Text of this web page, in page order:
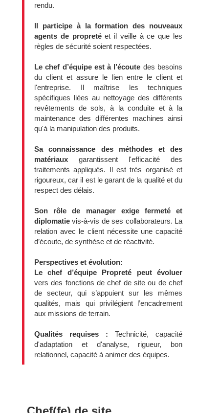
rendu.
Il participe à la formation des nouveaux
agents de propretéet il veille à ce que les
règles de sécurité soient respectées.
Le chef d’équipe est à l’écoute des besoins
du client et assure le lien entre le client et
l'entreprise. Il maîtrise les techniques
spécifiques liées au nettoyage des différents
revêtements de sols, à la conduite et à la
maintenance des différentes machines ainsi
qu'à la manipulation des produits.
Sa connaissance des méthodes et des
matériaux garantissent l'efficacité des
traitements appliqués. Il est très organisé et
rigoureux, car il est le garant de la qualité et du
respect des délais.
Son rôle de manager exige fermeté et
diplomatie vis-à-vis de ses collaborateurs. La
relation avec le client nécessite une capacité
d’écoute, de synthèse et de réactivité.
Perspectives et évolution:
Le chef d’équipe Propreté peut évoluer
vers des fonctions de chef de site ou de chef
de secteur, qui s’appuient sur les mêmes
qualités, mais qui privilégient l’encadrement
aux missions de terrain.
Qualités requises : Technicité, capacité
d'adaptation et d'analyse, rigueur, bon
relationnel, capacité à animer des équipes.